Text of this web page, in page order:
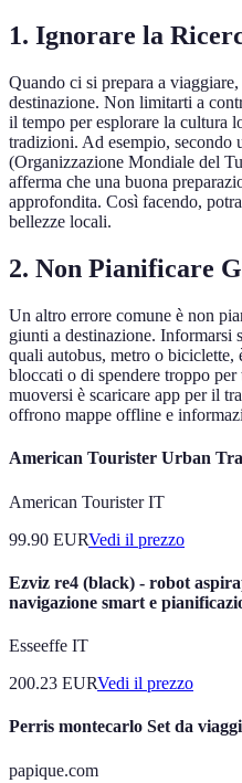
1. Ignorare la
Quando ci si prepara a
destinazione. Non limitarti a
il tempo per esplorare la cultura
tradizioni. Ad esempio, secondo
(Organizzazione Mondiale del
afferma che una buona
approfondita. Così facendo,
bellezze locali.
2. Non Pianificare
Un altro errore comune è non
giunti a destinazione. Informarsi
quali autobus, metro o biciclette,
bloccati o di spendere troppo
muoversi è scaricare app per il
offrono mappe offline e
American Tourister Urban
American Tourister IT
99.90 EURVedi il prezzo
Ezviz re4 (black) - robot
navigazione smart e
Esseeffe IT
200.23 EURVedi il prezzo
Perris montecarlo Set da
papique.com